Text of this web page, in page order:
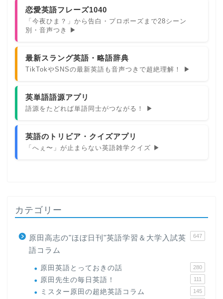
恋愛英語フレーズ1040
「今夜ひま？」から告白・プロポーズまで28シーン
別・音声つき ▶
最新スラング英語・略語辞典
TikTokやSNSの最新英語も音声つきで超絶理解！ ▶
英単語語源アプリ
語源をたどれば単語同士がつながる！ ▶
英語のトリビア・クイズアプリ
「へぇ〜」が止まらない英語雑学クイズ ▶
カテゴリー
原田高志の"ほぼ日刊"英語学習＆大学入試英
語コラム
647
原田英語とっておきの話 280
原田先生の毎日英語！ 111
ミスター原田の超絶英語コラム 145